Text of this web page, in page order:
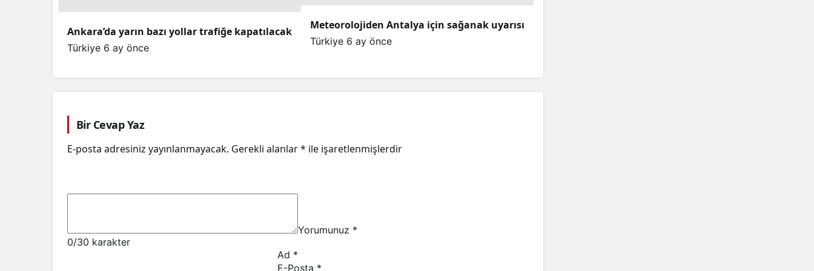
Ankara’da yarın bazı yollar trafiğe kapatılacak
Türkiye 6 ay önce
Meteorolojiden Antalya için sağanak uyarısı
Türkiye 6 ay önce
Bir Cevap Yaz
E-posta adresiniz yayınlanmayacak. Gerekli alanlar* ile işaretlenmişlerdir
Yorumunuz *
0/30 karakter
Ad *
E-Posta *